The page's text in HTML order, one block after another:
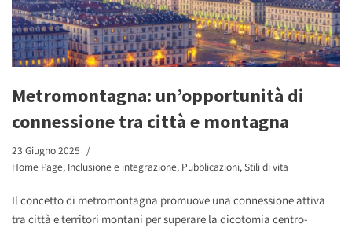
Metromontagna: un’opportunità di
connessione tra città e montagna
23 Giugno 2025
Home Page, Inclusione e integrazione, Pubblicazioni,Stili di vita
Il concetto di metromontagna promuove una connessione attiva
tra città e territori montani per superare la dicotomia centro-